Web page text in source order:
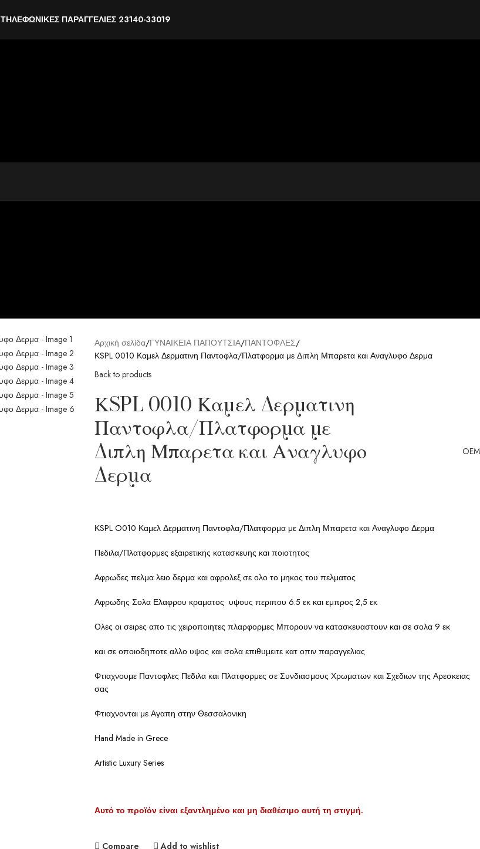
ΤΗΛΕΦΩΝΙΚΕΣ ΠΑΡΑΓΓΕΛΙΕΣ 23140-33019
Αρχική σελίδα ΓΥΝΑΙΚΕΙΑ ΠΑΠΟΥΤΣΙΑ ΠΑΝΤΟΦΛΕΣ
ΚSPL 0010 Καμελ Δερματινη Παντοφλα/Πλατφορμα με Διπλη Μπαρετα και Αναγλυφο Δερμα
Back to products
ΚSPL 0010 Καμελ Δερματινη
Παντοφλα/Πλατφορμα με
Διπλη Μπαρετα και Αναγλυφο
Δερμα
OEM
ΚSPL O010 Καμελ Δερματινη Παντοφλα/Πλατφορμα με Διπλη Μπαρετα και Αναγλυφο Δερμα
Πεδιλα/Πλατφορμες εξαιρετικης κατασκευης και ποιοτητος
Αφρωδες πελμα λειο δερμα και αφρολεξ σε ολο το μηκος του πελματος
Αφρωδης Σολα Ελαφρου κραματος υψους περιπου 6.5 εκ και εμπρος 2,5 εκ
Ολες οι σειρες απο τις χειροποιητες πλαρφορμες Μπορουν να κατασκευαστουν και σε σολα 9 εκ
και σε οποιοδηποτε αλλο υψος και σολα επιθυμειτε κατ οπιν παραγγελιας
Φτιαχνουμε Παντοφλες Πεδιλα και Πλατφορμες σε Συνδιασμους Χρωματων και Σχεδιων της Αρεσκειας
σας
Φτιαχνονται με Αγαπη στην Θεσσαλονικη
Hand Made in Grece
Artistic Luxury Series
Αυτό το προϊόν είναι εξαντλημένο και μη διαθέσιμο αυτή τη στιγμή.
Compare Add to wishlist